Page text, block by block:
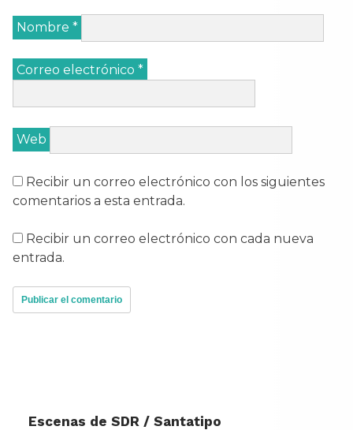
Nombre *
Correo electrónico *
Web
Recibir un correo electrónico con los siguientes
comentarios a esta entrada.
Recibir un correo electrónico con cada nueva
entrada.
Escenas de SDR / Santatipo